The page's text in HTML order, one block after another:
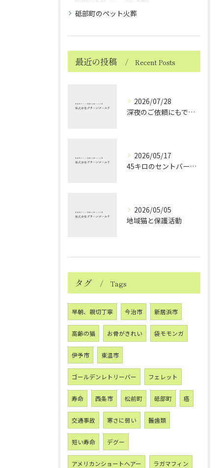
砥部町のペット火葬
最近の投稿 Recent Posts
2026/07/28
深夜のご依頼にもできる限り対応しております ～ハムスターちゃんのお見送り～
2026/05/17
45キロのセントバーナードちゃんのお見送り
2026/05/05
地域猫と保護活動
タグ Tags
早朝、親切丁寧 今治市 新居浜市
高齢の猫 お骨がきれい 袋モモンガ
伊予市 東温市
ゴールデンレトリーバー フェレット
寿命 西条市 松前町 砥部町 癌
交通事故 寒さに弱い 齧歯類
短い寿命 デグー
アメリカンショートヘアー ラガマフィン